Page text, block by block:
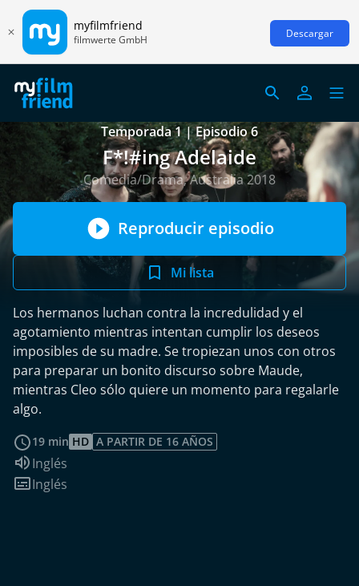
myfilmfriend
filmwerte GmbH Descargar
Temporada 1 | Episodio 6
F*!#ing Adelaide
Comedia/Drama, Australia 2018
Reproducir episodio
Mi lista
Los hermanos luchan contra la incredulidad y el
agotamiento mientras intentan cumplir los deseos
imposibles de su madre. Se tropiezan unos con otros
para preparar un bonito discurso sobre Maude,
mientras Cleo sólo quiere un momento para regalarle
algo.
19 min HD A PARTIR DE 16 AÑOS
Idioma de audio:
Inglés
Subtítulos:
Inglés